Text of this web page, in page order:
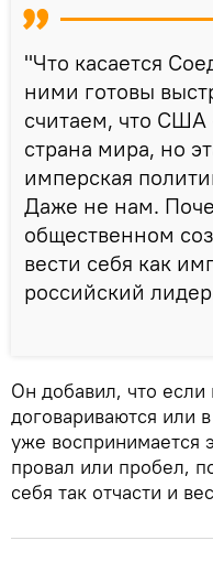
"Что касается
ними готовы
считаем, что США
страна мира, но
имперская
Даже не нам.
общественном
вести себя как
российский
Он добавил, что
договариваются или
уже воспринимается
провал или пробел,
себя так отчасти и